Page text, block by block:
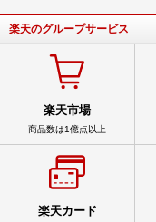
楽天のグループサービス
楽天市場
商品数は1億点以上
楽天カード